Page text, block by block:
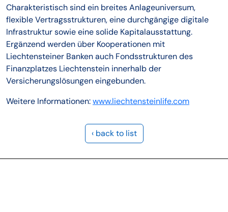
Charakteristisch sind ein breites Anlageuniversum,
flexible Vertragsstrukturen, eine durchgängige digitale
Infrastruktur sowie eine solide Kapitalausstattung.
Ergänzend werden über Kooperationen mit
Liechtensteiner Banken auch Fondsstrukturen des
Finanzplatzes Liechtenstein innerhalb der
Versicherungslösungen eingebunden.
Weitere Informationen:www.liechtensteinlife.com
‹ back to list